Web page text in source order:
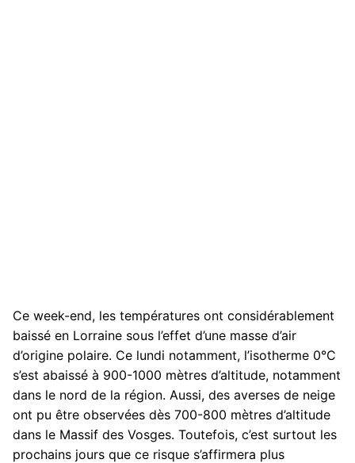
Ce week-end, les températures ont considérablement
baissé en Lorraine sous l’effet d’une masse d’air
d’origine polaire. Ce lundi notamment, l’isotherme 0°C
s’est abaissé à 900-1000 mètres d’altitude, notamment
dans le nord de la région. Aussi, des averses de neige
ont pu être observées dès 700-800 mètres d’altitude
dans le Massif des Vosges. Toutefois, c’est surtout les
prochains jours que ce risque s’affirmera plus